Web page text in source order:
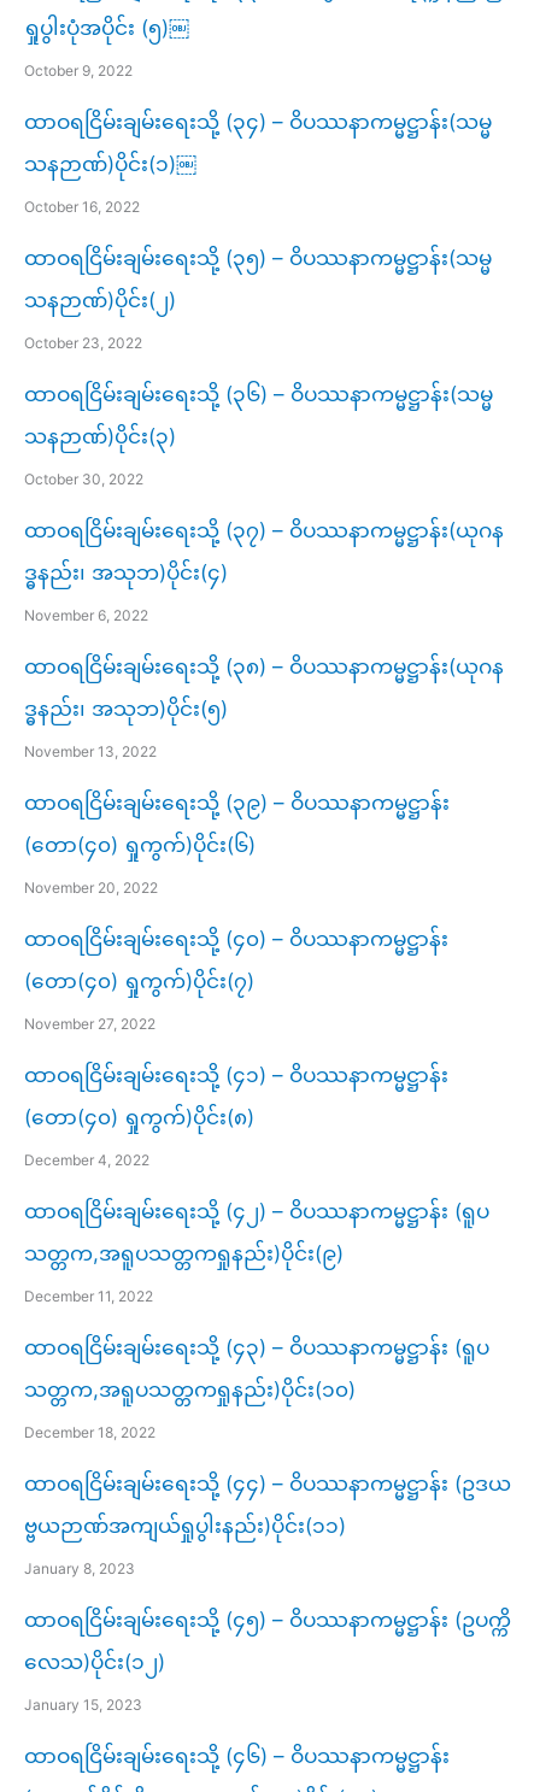
ရှုပွါးပုံအပိုင်း (၅)￼
October 9, 2022
ထာဝရငြိမ်းချမ်းရေးသို့ (၃၄) – ဝိပဿနာကမ္မဋ္ဌာန်း(သမ္မ
သနဉာဏ်)ပိုင်း(၁)￼
October 16, 2022
ထာဝရငြိမ်းချမ်းရေးသို့ (၃၅) – ဝိပဿနာကမ္မဋ္ဌာန်း(သမ္မ
သနဉာဏ်)ပိုင်း(၂)
October 23, 2022
ထာဝရငြိမ်းချမ်းရေးသို့ (၃၆) – ဝိပဿနာကမ္မဋ္ဌာန်း(သမ္မ
သနဉာဏ်)ပိုင်း(၃)
October 30, 2022
ထာဝရငြိမ်းချမ်းရေးသို့ (၃၇) – ဝိပဿနာကမ္မဋ္ဌာန်း(ယုဂန
ဒ္ဓနည်း၊ အသုဘ)ပိုင်း(၄)
November 6, 2022
ထာဝရငြိမ်းချမ်းရေးသို့ (၃၈) – ဝိပဿနာကမ္မဋ္ဌာန်း(ယုဂန
ဒ္ဓနည်း၊ အသုဘ)ပိုင်း(၅)
November 13, 2022
ထာဝရငြိမ်းချမ်းရေးသို့ (၃၉) – ဝိပဿနာကမ္မဋ္ဌာန်း
(တော(၄၀) ရှုကွက်)ပိုင်း(၆)
November 20, 2022
ထာဝရငြိမ်းချမ်းရေးသို့ (၄၀) – ဝိပဿနာကမ္မဋ္ဌာန်း
(တော(၄၀) ရှုကွက်)ပိုင်း(၇)
November 27, 2022
ထာဝရငြိမ်းချမ်းရေးသို့ (၄၁) – ဝိပဿနာကမ္မဋ္ဌာန်း
(တော(၄၀) ရှုကွက်)ပိုင်း(၈)
December 4, 2022
ထာဝရငြိမ်းချမ်းရေးသို့ (၄၂) – ဝိပဿနာကမ္မဋ္ဌာန်း (ရူပ
သတ္တက,အရူပသတ္တကရှုနည်း)ပိုင်း(၉)
December 11, 2022
ထာဝရငြိမ်းချမ်းရေးသို့ (၄၃) – ဝိပဿနာကမ္မဋ္ဌာန်း (ရူပ
သတ္တက,အရူပသတ္တကရှုနည်း)ပိုင်း(၁၀)
December 18, 2022
ထာဝရငြိမ်းချမ်းရေးသို့ (၄၄) – ဝိပဿနာကမ္မဋ္ဌာန်း (ဥဒယ
ဗ္ဗယဉာဏ်အကျယ်ရှုပွါးနည်း)ပိုင်း(၁၁)
January 8, 2023
ထာဝရငြိမ်းချမ်းရေးသို့ (၄၅) – ဝိပဿနာကမ္မဋ္ဌာန်း (ဥပက္ကိ
လေသ)ပိုင်း(၁၂)
January 15, 2023
ထာဝရငြိမ်းချမ်းရေးသို့ (၄၆) – ဝိပဿနာကမ္မဋ္ဌာန်း